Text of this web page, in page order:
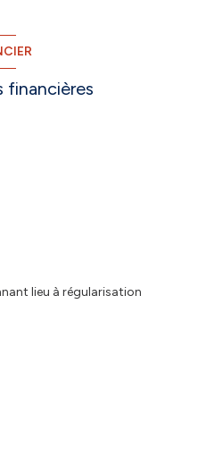
financières
lieu à régularisation